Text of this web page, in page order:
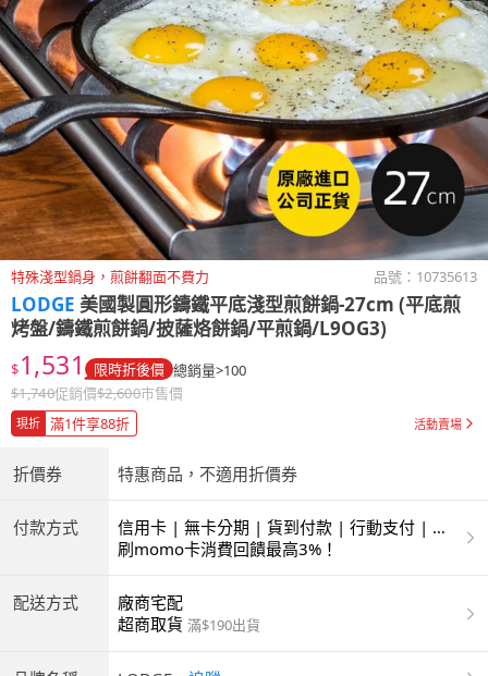
特殊淺型鍋身，煎餅翻面不費力 品號： 10735613
LODGE 美國製圓形鑄鐵平底淺型煎餅鍋-27cm (平底煎
烤盤/鑄鐵煎餅鍋/披薩烙餅鍋/平煎鍋/L9OG3)
$1,531 限時折後價 總銷量>100
$1,740促銷價$2,600市售價
現折 滿1件享88折 活動賣場
折價券 特惠商品，不適用折價券
付款方式
信用卡 | 無卡分期 | 貨到付款 | 行動支付 | 超
商付款 | ATM | 銀聯卡
刷momo卡消費回饋最高3%！
配送方式
廠商宅配
超商取貨 滿$190出貨